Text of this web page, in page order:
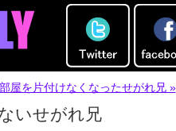
部屋を片付けなくなったせがれ兄 »
いせがれ兄